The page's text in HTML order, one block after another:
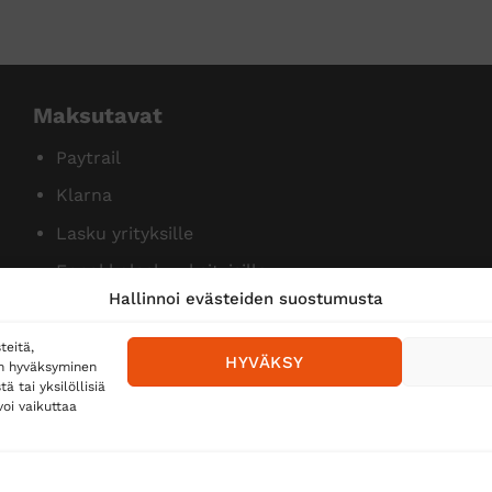
Hallinnoi evästeiden suostumusta
tai yksilöllisiä
vaikuttaa
HYVÄKSY
Maksutavat
Paytrail
Klarna
Lasku yrityksille
Ennakkolasku yksityisille